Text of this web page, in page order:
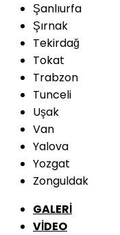
Şanlıurfa
Şırnak
Tekirdağ
Tokat
Trabzon
Tunceli
Uşak
Van
Yalova
Yozgat
Zonguldak
GALERİ
VİDEO